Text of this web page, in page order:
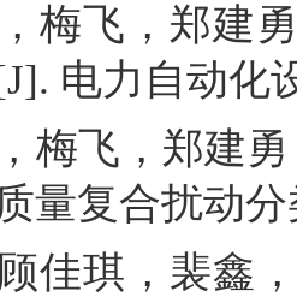
梅飞，郑建
电力自动化
梅飞，郑建
量复合扰动分
佳琪，裴鑫